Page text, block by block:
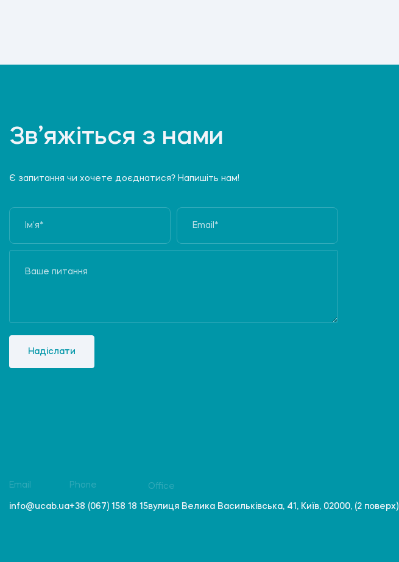
Зв’яжіться з нами
Є запитання чи хочете доєднатися? Напишіть нам!
Надіслати
Email
info@ucab.ua
Phone
+38 (067) 158 18 15
Office
вулиця Велика Васильківська, 41, Київ, 02000, (2 поверх)